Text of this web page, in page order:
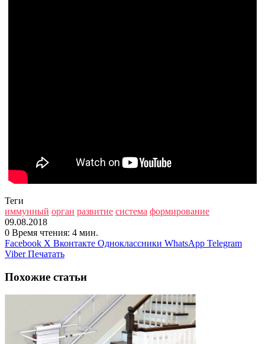
Теги
иммунный орган развитие система формирование
09.08.2018
0 Время чтения: 4 мин.
Facebook X Вконтакте Одноклассники WhatsApp Telegram
Viber Печатать
Похожие статьи